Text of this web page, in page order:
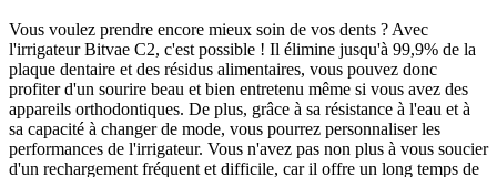
Vous voulez prendre encore mieux soin de vos dents ? Avec
l'irrigateur Bitvae C2, c'est possible ! Il élimine jusqu'à 99,9% de la
plaque dentaire et des résidus alimentaires, vous pouvez donc
profiter d'un sourire beau et bien entretenu même si vous avez des
appareils orthodontiques. De plus, grâce à sa résistance à l'eau et à
sa capacité à changer de mode, vous pourrez personnaliser les
performances de l'irrigateur. Vous n'avez pas non plus à vous soucier
d'un rechargement fréquent et difficile, car il offre un long temps de